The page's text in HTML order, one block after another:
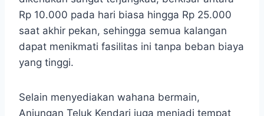
Rp 10.000 pada hari biasa hingga Rp 25.000
saat akhir pekan, sehingga semua kalangan
dapat menikmati fasilitas ini tanpa beban biaya
yang tinggi.
Selain menyediakan wahana bermain,
Anjungan Teluk Kendari juga menjadi tempat